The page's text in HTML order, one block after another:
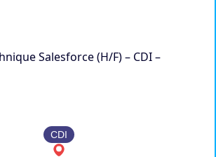
Salesforce (H/F) – CDI –
CDI